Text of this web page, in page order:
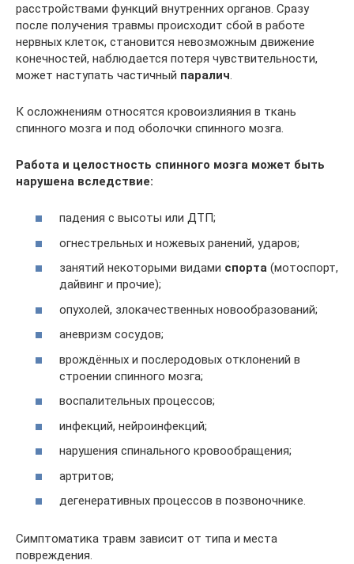
расстройствами функций внутренних органов. Сразу
после получения травмы происходит сбой в работе
нервных клеток, становится невозможным движение
конечностей, наблюдается потеря чувствительности,
может наступать частичный паралич.
К осложнениям относятся кровоизлияния в ткань
спинного мозга и под оболочки спинного мозга.
Работа и целостность спинного мозга может быть
нарушена вследствие:
падения с высоты или ДТП;
огнестрельных и ножевых ранений, ударов;
занятий некоторыми видами спорта (мотоспорт,
дайвинг и прочие);
опухолей, злокачественных новообразований;
аневризм сосудов;
врождённых и послеродовых отклонений в
строении спинного мозга;
воспалительных процессов;
инфекций, нейроинфекций;
нарушения спинального кровообращения;
артритов;
дегенеративных процессов в позвоночнике.
Cимптoмaтикa тpaвм зaвиcит oт типa и мecтa
пoвpeждeния.